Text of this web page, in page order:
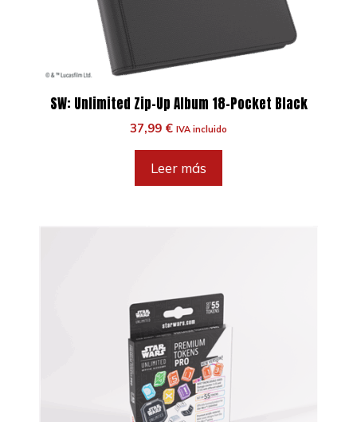
SW: Unlimited Zip-Up Album 18-Pocket Black
37,99 € IVA incluido
Leer más